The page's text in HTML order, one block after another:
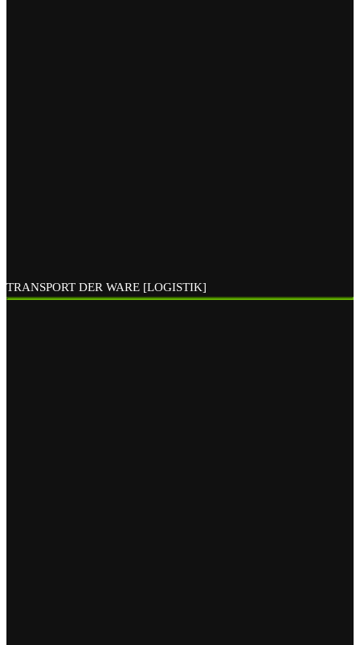
TRANSPORT DER WARE [LOGISTIK]